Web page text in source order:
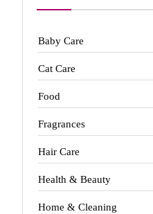
Baby Care
Cat Care
Food
Fragrances
Hair Care
Health & Beauty
Home & Cleaning